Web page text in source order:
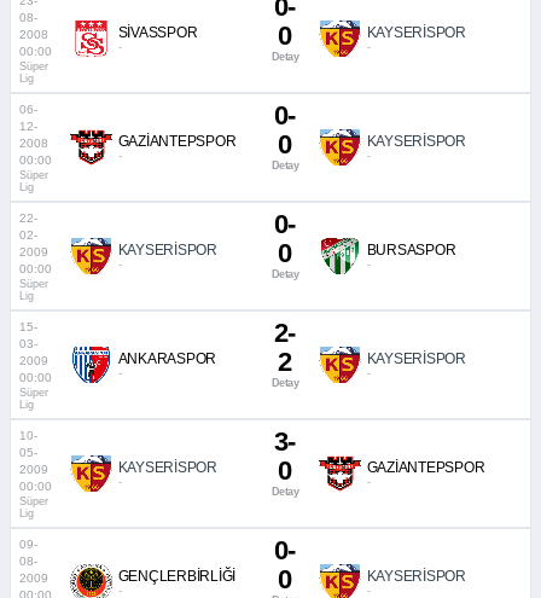
08-
2008
00:00
Süper
Lig
SİVASSPOR
-
0-
0
Detay
KAYSERİSPOR
-
06-
12-
2008
00:00
Süper
Lig
GAZİANTEPSPOR
-
0-
0
Detay
KAYSERİSPOR
-
22-
02-
2009
00:00
Süper
Lig
KAYSERİSPOR
-
0-
0
Detay
BURSASPOR
-
15-
03-
2009
00:00
Süper
Lig
ANKARASPOR
-
2-
2
Detay
KAYSERİSPOR
-
10-
05-
2009
00:00
Süper
Lig
KAYSERİSPOR
-
3-
0
Detay
GAZİANTEPSPOR
-
09-
08-
2009
00:00
GENÇLERBİRLİĞİ
-
0-
0
KAYSERİSPOR
-